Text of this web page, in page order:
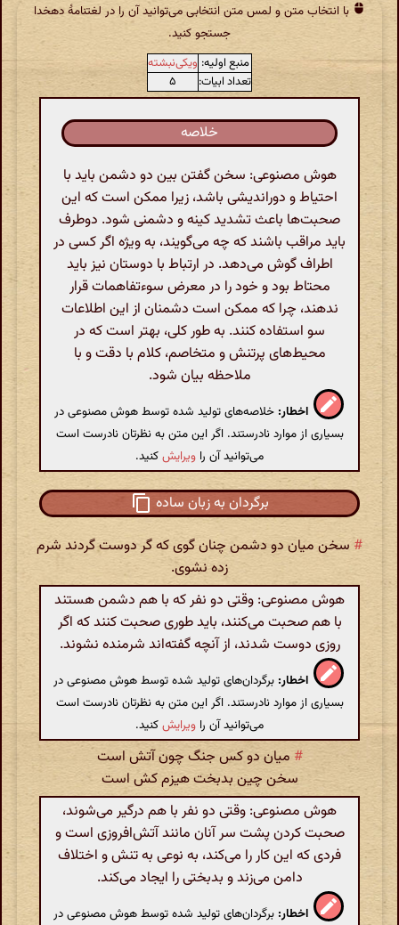
با انتخاب متن و لمس متن انتخابی می‌توانید آن را در لغتنامهٔ دهخدا
جستجو کنید.
منبع اولیه: ویکی‌نبشته
تعداد ابیات:
۵
خلاصه
هوش مصنوعی: سخن گفتن بین دو دشمن باید با
احتیاط و دوراندیشی باشد، زیرا ممکن است که این
صحبت‌ها باعث تشدید کینه و دشمنی شود. دوطرف
باید مراقب باشند که چه می‌گویند، به ویژه اگر کسی در
اطراف گوش می‌دهد. در ارتباط با دوستان نیز باید
محتاط بود و خود را در معرض سوءتفاهمات قرار
ندهند، چرا که ممکن است دشمنان از این اطلاعات
سو استفاده کنند. به طور کلی، بهتر است که در
محیط‌های پرتنش و متخاصم، کلام با دقت و با
ملاحظه بیان شود.
اخطار: خلاصه‌های تولید شده توسط هوش مصنوعی در
بسیاری از موارد نادرستند. اگر این متن به نظرتان نادرست است
می‌توانید آن را ویرایشکنید.
برگردان به زبان ساده
# سخن میان دو دشمن چنان گوی که گر دوست گردند شرم
زده نشوی.
هوش مصنوعی: وقتی دو نفر که با هم دشمن هستند
با هم صحبت می‌کنند، باید طوری صحبت کنند که اگر
روزی دوست شدند، از آنچه گفته‌اند شرمنده نشوند.
اخطار: برگردان‌های تولید شده توسط هوش مصنوعی در
بسیاری از موارد نادرستند. اگر این متن به نظرتان نادرست است
می‌توانید آن را ویرایشکنید.
# میان دو کس جنگ چون آتش است
سخن چین بدبخت هیزم کش است
هوش مصنوعی: وقتی دو نفر با هم درگیر می‌شوند،
صحبت کردن پشت سر آنان مانند آتش‌افروزی است و
فردی که این کار را می‌کند، به نوعی به تنش و اختلاف
دامن می‌زند و بدبختی را ایجاد می‌کند.
اخطار: برگردان‌های تولید شده توسط هوش مصنوعی در